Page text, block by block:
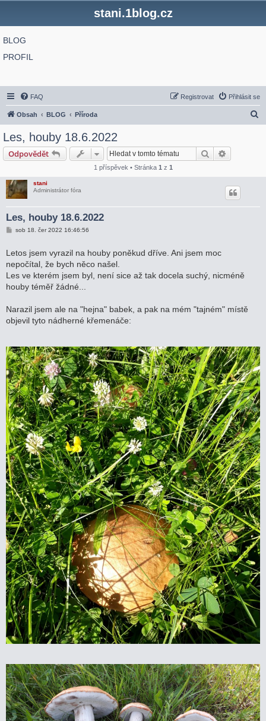
stani.1blog.cz
BLOG
PROFIL
FAQ Přihlásit se
Registrovat
Obsah BLOG Příroda
Les, houby 18.6.2022
Odpovědět Hledat
1 příspěvek • Stránka 1 z 1
stani
Administrátor fóra
Les, houby 18.6.2022
P
s
p
ě
e
k
sob 18. čer 2022 16:46:56
Letos jsem vyrazil na houby poněkud dříve. Ani jsem moc
nepočítal, že bych něco našel.
Les ve kterém jsem byl, není sice až tak docela suchý, nicméně
houby téměř žádné...
Narazil jsem ale na "hejna" babek, a pak na mém "tajném" místě
objevil tyto nádherné křemenáče: